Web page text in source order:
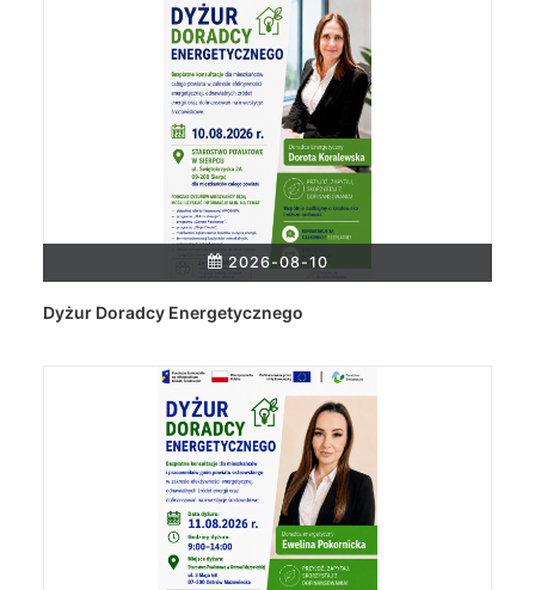
Dyżur Doradcy Energetycznego
2026-08-10